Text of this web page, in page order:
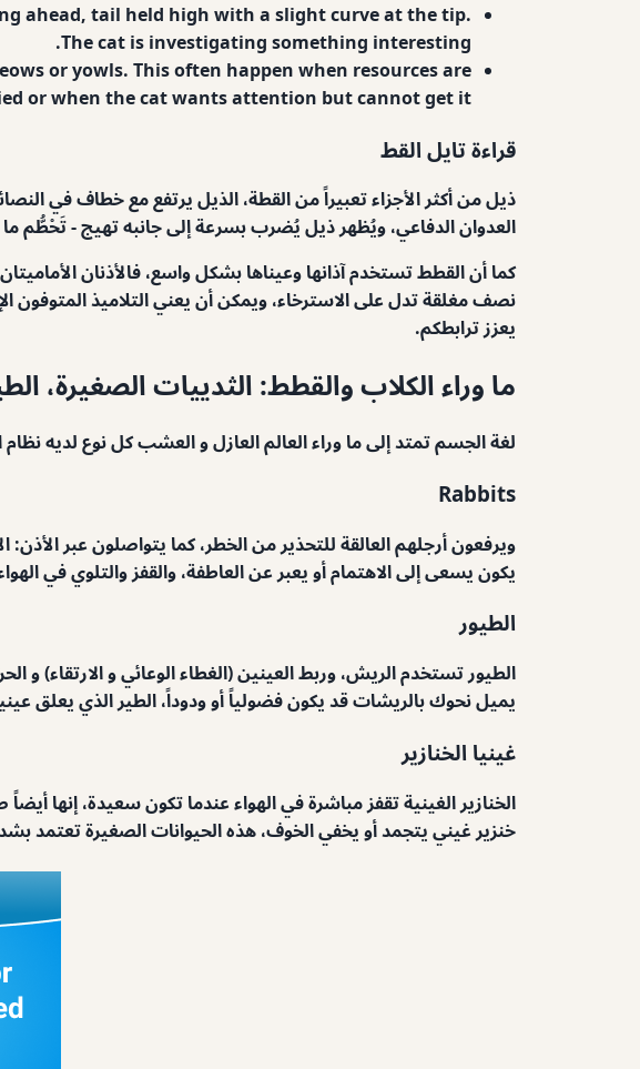
ahead, tail held high with a slight curve at the tip.
The cat is investigating something interesting.
or yowls. This often happen when resources are
or when the cat wants attention but cannot get it.
قراءة تايل القط
ذيل من أكثر الأجزاء تعبيراً من القطة، الذيل يرتفع مع خطاف في
العدوان الدفاعي، ويُظهر ذيل يُضرب بسرعة إلى جانبه تهيج - تَحْطُّم ما
كما أن القطط تستخدم آذانها وعيناها بشكل واسع، فالأذنان الأماميتان
نصف مغلقة تدل على الاسترخاء، ويمكن أن يعني التلاميذ
يعزز ترابطكم.
ما وراء الكلاب والقطط: الثدييات الصغيرة،
لغة الجسم تمتد إلى ما وراء العالم العازل و العشب كل نوع لديه
Rabbits
ويرفعون أرجلهم العالقة للتحذير من الخطر، كما يتواصلون عبر
يكون يسعى إلى الاهتمام أو يعبر عن العاطفة، والقفز والتلوي في
الطيور
الطيور تستخدم الريش، وربط العينين (الغطاء الوعائي و الارتقاء)
يميل نحوك بالريشات قد يكون فضولياً أو ودوداً، الطير الذي
غينيا الخنازير
الخنازير الغينية تقفز مباشرة في الهواء عندما تكون سعيدة، إنها
خنزير غيني يتجمد أو يخفي الخوف، هذه الحيوانات الصغيرة تعتمد